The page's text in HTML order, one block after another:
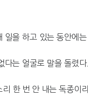
을 하고 있는 동안에
다는 얼굴로 말을 돌렸다.
한 번 안 내는 독종이